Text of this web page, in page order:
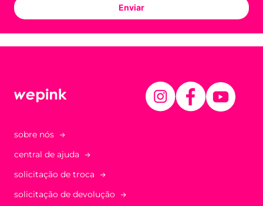
Enviar
sobre nós
central de ajuda
solicitação de troca
solicitação de devolução